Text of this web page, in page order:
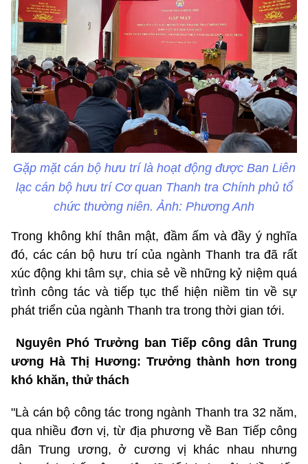
Gặp mặt cán bộ hưu trí là hoạt động được Ban Liên
lạc cán bộ hưu trí Cơ quan Thanh tra Chính phủ tổ
chức thường niên. Ảnh: Phương Anh
Trong không khí thân mật, đầm ấm và đầy ý nghĩa
đó, các cán bộ hưu trí của ngành Thanh tra đã rất
xúc động khi tâm sự, chia sẻ về những kỷ niệm quá
trình công tác và tiếp tục thể hiện niềm tin về sự
phát triển của ngành Thanh tra trong thời gian tới.
Nguyên Phó Trưởng ban Tiếp công dân Trung
ương Hà Thị Hương: Trưởng thành hơn trong
khó khăn, thử thách
"Là cán bộ công tác trong ngành Thanh tra 32 năm,
qua nhiều đơn vị, từ địa phương về Ban Tiếp công
dân Trung ương, ở cương vị khác nhau nhưng